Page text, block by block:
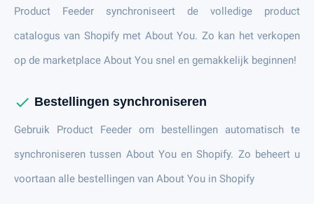
Product Feeder synchroniseert de volledige product
catalogus van Shopify met About You. Zo kan het verkopen
op de marketplace About You snel en gemakkelijk beginnen!
check Bestellingen synchroniseren
Gebruik Product Feeder om bestellingen automatisch te
synchroniseren tussen About You en Shopify. Zo beheert u
voortaan alle bestellingen van About You in Shopify